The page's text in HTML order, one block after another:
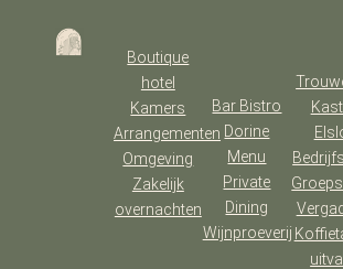
Boutique
hotel
Kamers
Arrangementen
Omgeving
Zakelijk
overnachten
Bar Bistro
Dorine
Menu
Private
Dining
Wijnproeverij